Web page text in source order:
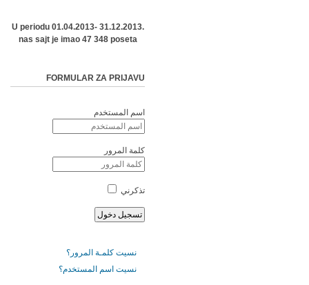
U periodu 01.04.2013- 31.12.2013.
nas sajt je imao 47 348 poseta
FORMULAR ZA PRIJAVU
اسم المستخدم
كلمة المرور
تذكرني
نسيت كلمـة المرور؟
نسيت اسم المستخدم؟